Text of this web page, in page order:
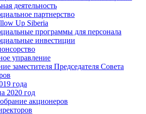
деятельность
партнерство
Up Siberia
программы для персонала
инвестиции
управление
заместителя Председателя Совета
года
2020 год
акционеров